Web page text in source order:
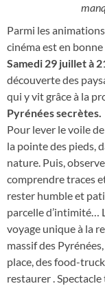
Parmi les
cinéma est en bonne
Samedi 29 juillet à
découverte des
qui y vit grâce à la
Pyrénées secrètes.
Pour lever le voile
la pointe des pieds,
nature. Puis,
comprendre traces
rester humble et
parcelle d’intimité…
voyage unique à la
massif des
place, des food-
restaurer .